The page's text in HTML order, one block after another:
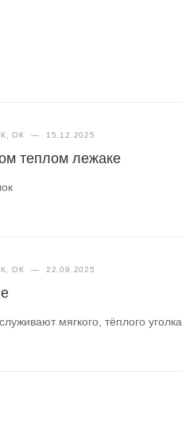
ОК — 15.12.2025
теплом лежаке
ОК — 22.09.2025
мягкого, тёплого уголка